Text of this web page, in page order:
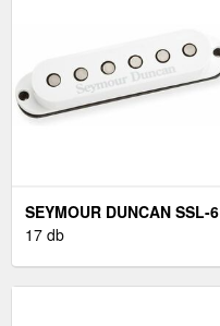
SEYMOUR DUNCAN SSL-6
CUSTOM FLAT STRAT
17 db